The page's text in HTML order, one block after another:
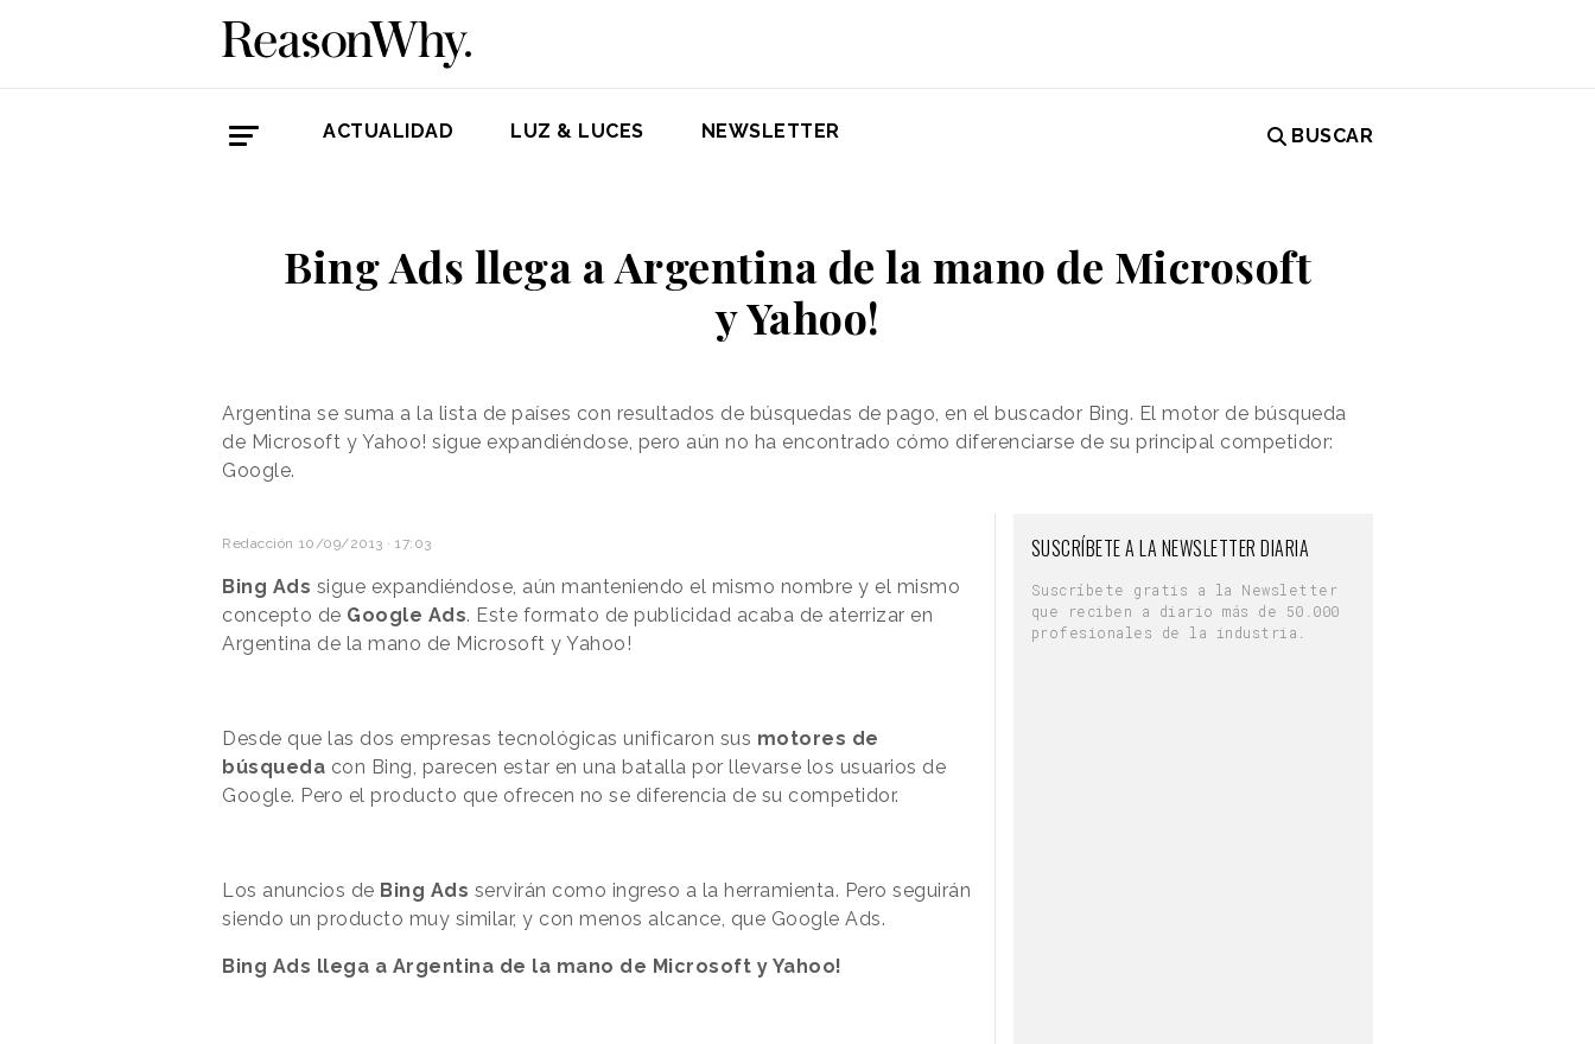
ACTUALIDAD LUZ & LUCES NEWSLETTER BUSCAR
Bing Ads llega a Argentina de la mano de Microsoft
y Yahoo!
Argentina se suma a la lista de países con resultados de búsquedas de pago, en el buscador Bing. El motor de búsqueda
de Microsoft y Yahoo! sigue expandiéndose, pero aún no ha encontrado cómo diferenciarse de su principal competidor:
Google.
Redacción 10/09/2013 · 17:03
Bing Ads sigue expandiéndose, aún manteniendo el mismo nombre y el mismo
concepto de Google Ads. Este formato de publicidad acaba de aterrizar en
Argentina de la mano de Microsoft y Yahoo!
Desde que las dos empresas tecnológicas unificaron sus motores de
búsqueda con Bing, parecen estar en una batalla por llevarse los usuarios de
Google. Pero el producto que ofrecen no se diferencia de su competidor.
Los anuncios de Bing Ads servirán como ingreso a la herramienta. Pero seguirán
siendo un producto muy similar, y con menos alcance, que Google Ads.
Bing Ads llega a Argentina de la mano de Microsoft y Yahoo!
SUSCRÍBETE A LA NEWSLETTER DIARIA
Suscríbete gratis a la Newsletter
que reciben a diario más de 50.000
profesionales de la industria.